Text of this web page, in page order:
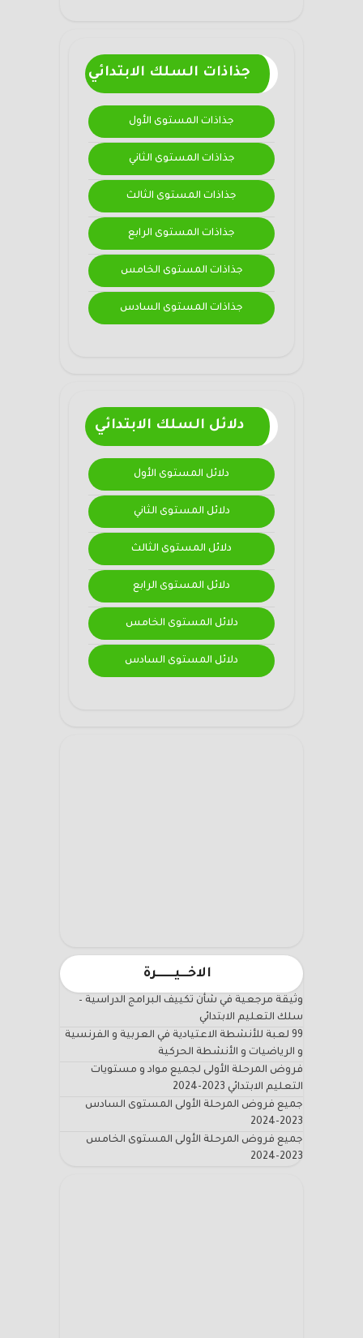
جذاذات السلك الابتدائي
جذاذات المستوى الأول
جذاذات المستوى الثاني
جذاذات المستوى الثالث
جذاذات المستوى الرابع
جذاذات المستوى الخامس
جذاذات المستوى السادس
دلائل السلك الابتدائي
دلائل المستوى الأول
دلائل المستوى الثاني
دلائل المستوى الثالث
دلائل المستوى الرابع
دلائل المستوى الخامس
دلائل المستوى السادس
الاخـــيـــــــرة
وثيقة مرجعية في شأن تكييف البرامج الدراسية –
سلك التعليم الابتدائي
99 لعبة للأنشطة الاعتيادية في العربية و الفرنسية
و الرياضيات و الأنشطة الحركية
فروض المرحلة الأولى لجميع مواد و مستويات
التعليم الابتدائي 2023-2024
جميع فروض المرحلة الأولى المستوى السادس
2023-2024
جميع فروض المرحلة الأولى المستوى الخامس
2023-2024